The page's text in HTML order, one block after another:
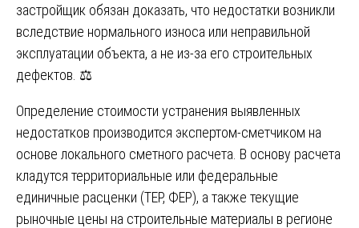
застройщик обязан доказать, что недостатки возникли
вследствие нормального износа или неправильной
эксплуатации объекта, а не из-за его строительных
дефектов. ⚖️
Определение стоимости устранения выявленных
недостатков производится экспертом-сметчиком на
основе локального сметного расчета. В основу расчета
кладутся территориальные или федеральные
единичные расценки (ТЕР, ФЕР), а также текущие
рыночные цены на строительные материалы в регионе